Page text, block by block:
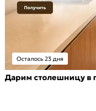
Осталось 23 дня
Дарим столешницу в